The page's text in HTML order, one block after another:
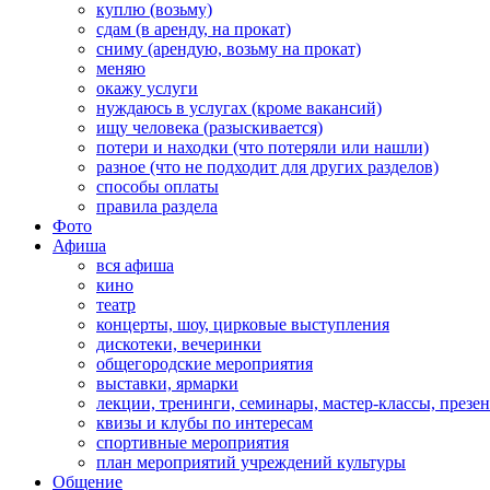
куплю (возьму)
сдам (в аренду, на прокат)
сниму (арендую, возьму на прокат)
меняю
окажу услуги
нуждаюсь в услугах (кроме вакансий)
ищу человека (разыскивается)
потери и находки (что потеряли или нашли)
разное (что не подходит для других разделов)
способы оплаты
правила раздела
Фото
Афиша
вся афиша
кино
театр
концерты, шоу, цирковые выступления
дискотеки, вечеринки
общегородские мероприятия
выставки, ярмарки
лекции, тренинги, семинары, мастер-классы,
квизы и клубы по интересам
спортивные мероприятия
план мероприятий учреждений культуры
Общение